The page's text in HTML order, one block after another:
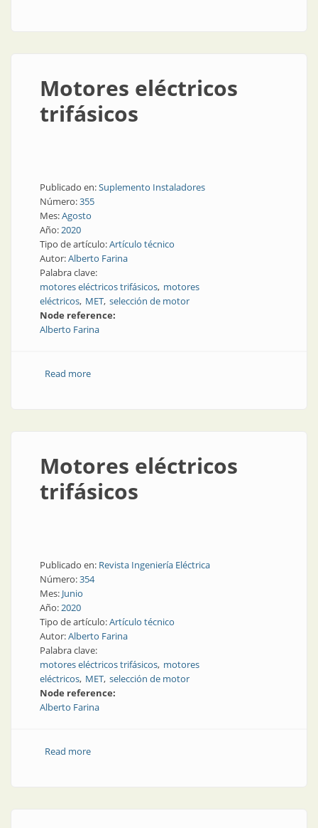
Motores eléctricos
trifásicos
Publicado en:Suplemento Instaladores
Número:355
Mes:Agosto
Año:2020
Tipo de artículo:Artículo técnico
Autor:Alberto Farina
Palabra clave:
motores eléctricos trifásicos motores
eléctricos MET selección de motor
Node reference:
Alberto Farina
Read moreabout Motores eléctricos trifásicos
Motores eléctricos
trifásicos
Publicado en: Revista Ingeniería Eléctrica
Número:354
Mes: Junio
Año:2020
Tipo de artículo:Artículo técnico
Autor:Alberto Farina
Palabra clave:
motores eléctricos trifásicos motores
eléctricos MET selección de motor
Node reference:
Alberto Farina
Read moreabout Motores eléctricos trifásicos